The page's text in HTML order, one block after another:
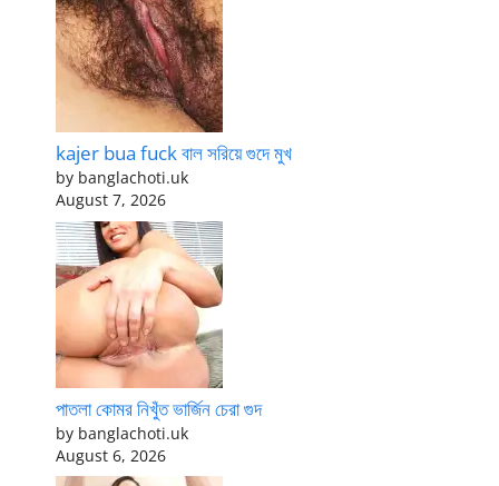
kajer bua fuck বাল সরিয়ে গুদে মুখ
by banglachoti.uk
August 7, 2026
পাতলা কোমর নিখুঁত ভার্জিন চেরা গুদ
by banglachoti.uk
August 6, 2026